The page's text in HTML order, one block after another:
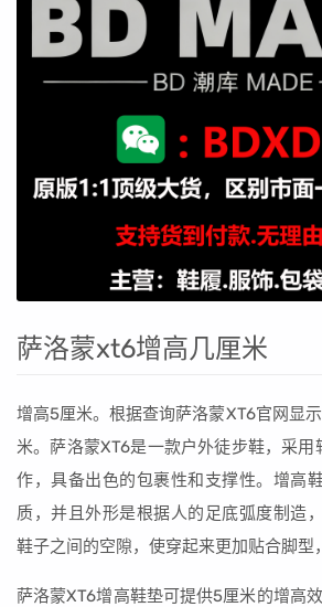
萨洛蒙xt6增高几厘米
增高5厘米。根据查询萨洛蒙XT6官网显
米。萨洛蒙XT6是一款户外徒步鞋，采用
作，具备出色的包裹性和支撑性。增高
质，并且外形是根据人的足底弧度制造
鞋子之间的空隙，使穿起来更加贴合脚型
萨洛蒙XT6增高鞋垫可提供5厘米的增高